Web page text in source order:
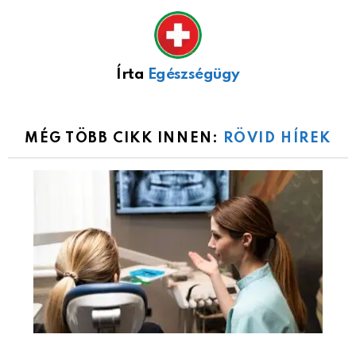
Írta Egészségügy
MÉG TÖBB CIKK INNEN: RÖVID HÍREK